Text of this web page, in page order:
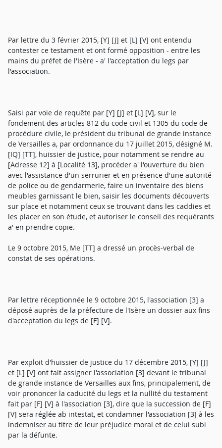
Par lettre du 3 février 2015, [Y] [J] et [L] [V] ont entendu
contester ce testament et ont formé opposition - entre les
mains du préfet de l'Isère - a' l'acceptation du legs par
l'association.
Saisi par voie de requête par [Y] [J] et [L] [V], sur le
fondement des articles 812 du code civil et 1305 du code de
procédure civile, le président du tribunal de grande instance
de Versailles a, par ordonnance du 17 juillet 2015, désigné M.
[IQ] [TT], huissier de justice, pour notamment se rendre au
[Adresse 12] à [Localité 13], procéder a' l'ouverture du bien
avec l'assistance d'un serrurier et en présence d'une autorité
de police ou de gendarmerie, faire un inventaire des biens
meubles garnissant le bien, saisir les documents découverts
sur place et notamment ceux se trouvant dans les caddies et
les placer en son étude, et autoriser le conseil des requérants
a' en prendre copie.
Le 9 octobre 2015, Me [TT] a dressé un procès-verbal de
constat de ses opérations.
Par lettre réceptionnée le 9 octobre 2015, l'association [3] a
déposé auprès de la préfecture de l'Isère un dossier aux fins
d'acceptation du legs de [F] [V].
Par exploit d'huissier de justice du 17 décembre 2015, [Y] [J]
et [L] [V] ont fait assigner l'association [3] devant le tribunal
de grande instance de Versailles aux fins, principalement, de
voir prononcer la caducité du legs et la nullité du testament
fait par [F] [V] à l'association [3], dire que la succession de [F]
[V] sera réglée ab intestat, et condamner l'association [3] à les
indemniser au titre de leur préjudice moral et de celui subi
par la défunte.